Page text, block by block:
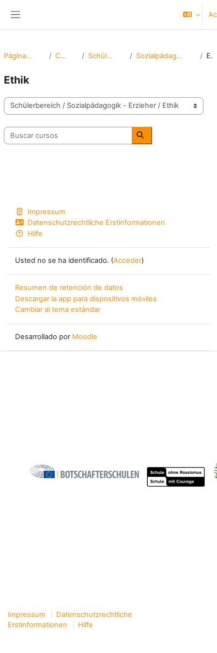
Página Principal Cursos Schülerbereich Sozialpädagogik - Erzieher Ethik
Ethik
Categorías
Buscar cursos
Buscar cursos
Impressum
Datenschutzrechtliche Erstinformationen
Hilfe
Usted no se ha identificado. (Acceder)
Resumen de retención de datos
Descargar la app para dispositivos móviles
Cambiar al tema estándar
Desarrollado por Moodle
Impressum
Datenschutzrechtliche
Erstinformationen
Hilfe